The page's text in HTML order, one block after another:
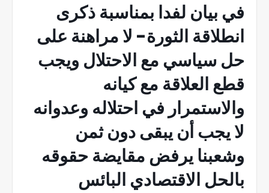
في بيان لفدا بمناسبة ذكرى
انطلاقة الثورة- لا مراهنة على
حل سياسي مع الاحتلال ويجب
قطع العلاقة مع كيانه
والاستمرار في احتلاله وعدوانه
لا يجب أن يبقى دون ثمن
وشعبنا يرفض مقايضة حقوقه
بالحل الاقتصادي البائس